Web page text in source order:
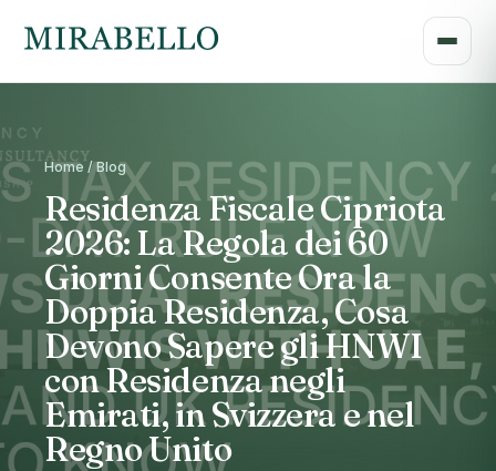
Home / Blog
Residenza Fiscale Cipriota
2026: La Regola dei 60
Giorni Consente Ora la
Doppia Residenza, Cosa
Devono Sapere gli HNWI
con Residenza negli
Emirati, in Svizzera e nel
Regno Unito